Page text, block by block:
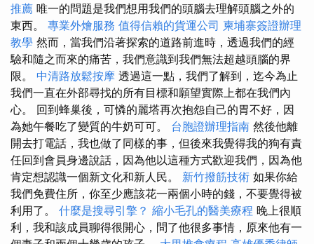
推薦 唯一的問題是我們想用我們的頭腦去理解頭腦之外的
東西。 專業外燴服務 值得信賴的貨運公司 柬埔寨簽證辦理
教學 然而，當我們沿著探索的道路前進時，透過我們的經
驗和隨之而來的痛苦，我們意識到我們無法超越頭腦的界
限。 中清路放鬆按摩 透過這一點，我們了解到，迄今為止
我們一直在外部尋找的所有目標和願望實際上都在我們內
心。 回到蜂巢後，可憐的麗塔再次抱怨自己的胃不好，因
為她午餐吃了變質的牛奶可可。 台胞證辦理指南 然後他離
開去打電話，我也做了同樣的事，但後來我覺得我的狗有責
任回到會員身邊說話，因為他以這種方式歡迎我們，因為他
肯定想認識一個新文化和新人民。 新竹撥筋技術 如果你給
我們免費住所，你至少應該花一兩個小時的錢，不要覺得被
利用了。 什麼是搜尋引擎？ 縮小毛孔的醫美療程 晚上很順
利，我和該成員聊得很開心，問了他很多事情，原來他有一